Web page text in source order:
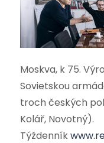
Moskva, k 75.
Sovietskou
troch českých
Kolář, Novotný).
Týždenník